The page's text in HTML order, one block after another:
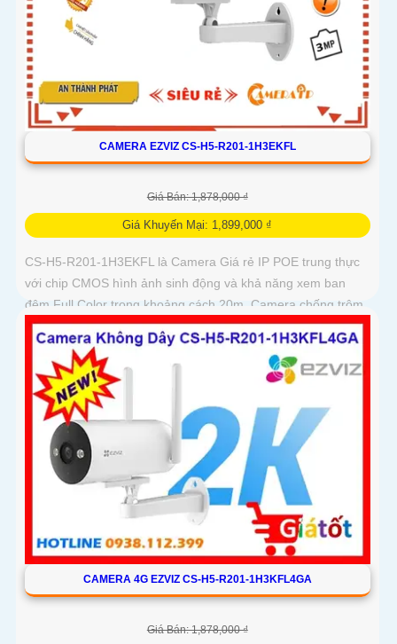
CAMERA EZVIZ CS-H5-R201-1H3EKFL
Giá Bán: 1,878,000 ₫
Giá Khuyến Mại: 1,899,000 ₫
CS-H5-R201-1H3EKFL là Camera Giá rẻ IP POE trung thực
với chip CMOS hình ảnh sinh động và khả năng xem ban
đêm Full Color trong khoảng cách 20m. Camera chống trộm
hiệu quả giá rẻ và tiết kiệm có độ phân giải 3
CAMERA 4G EZVIZ CS-H5-R201-1H3KFL4GA
Giá Bán: 1,878,000 ₫